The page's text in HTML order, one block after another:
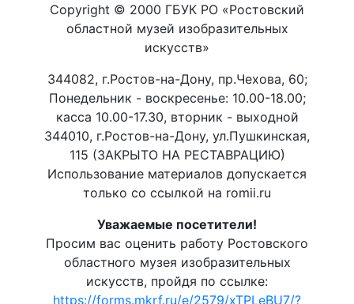
Copyright © 2000 ГБУК РО «Ростовский
областной музей изобразительных
искусств»
344082, г.Ростов-на-Дону, пр.Чехова, 60;
Понедельник - воскресенье: 10.00-18.00;
касса 10.00-17.30, вторник - выходной
344010, г.Ростов-на-Дону, ул.Пушкинская,
115 (ЗАКРЫТО НА РЕСТАВРАЦИЮ)
Использование материалов допускается
только со ссылкой на romii.ru
Уважаемые посетители!
Просим вас оценить работу Ростовского
областного музея изобразительных
искусств, пройдя по ссылке:
https://forms.mkrf.ru/e/2579/xTPLeBU7/?